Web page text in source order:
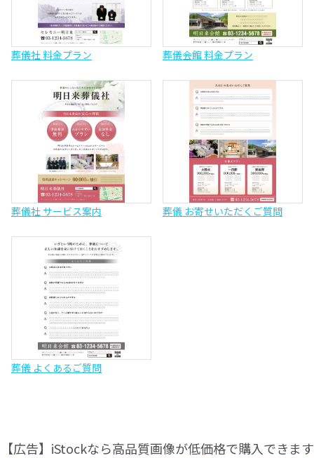
葬儀社 料金プラン 葬儀会館 料金プラン
葬儀社 サービス案内 葬儀 お寄せいただくご質問
葬儀 よくあるご質問
【広告】iStockなら高品質画像が低価格で購入できます